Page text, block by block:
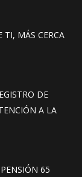
TI, MÁS CERCA
DE
A LA
65